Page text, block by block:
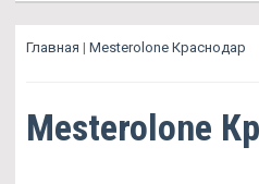
Главная | Mesterolone Краснодар
Mesterolone